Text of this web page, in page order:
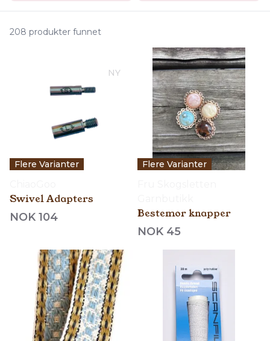
208 produkter funnet
NY
Flere Varianter
Swivel Adapters
NOK 104
Flere Varianter
Bestemor knapper
NOK 45